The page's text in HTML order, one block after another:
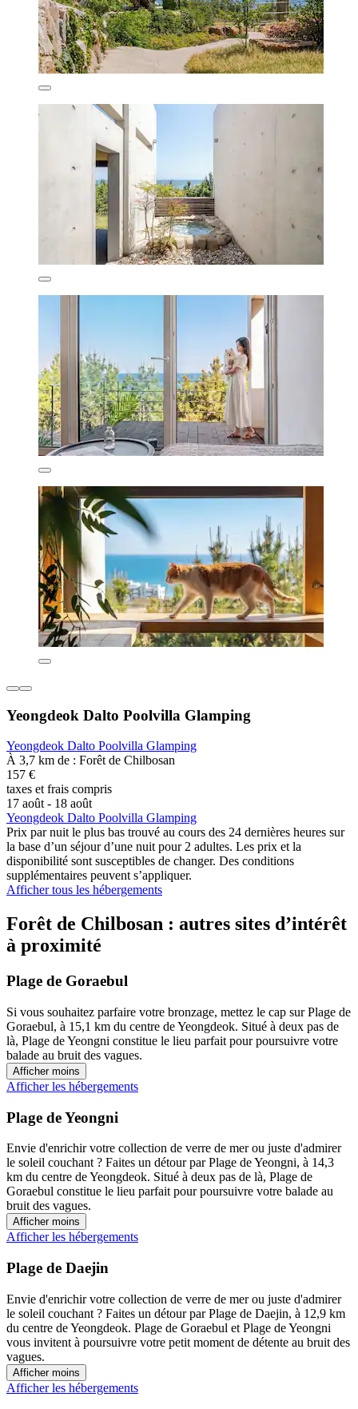
Yeongdeok Dalto Poolvilla Glamping
Yeongdeok Dalto Poolvilla Glamping
À 3,7 km de : Forêt de Chilbosan
157 €
taxes et frais compris
17 août - 18 août
Yeongdeok Dalto Poolvilla Glamping
Prix par nuit le plus bas trouvé au cours des 24 dernières heures sur
la base d’un séjour d’une nuit pour 2 adultes. Les prix et la
disponibilité sont susceptibles de changer. Des conditions
supplémentaires peuvent s’appliquer.
Afficher tous les hébergements
Forêt de Chilbosan : autres sites d’intérêt
à proximité
Plage de Goraebul
Si vous souhaitez parfaire votre bronzage, mettez le cap sur Plage de
Goraebul, à 15,1 km du centre de Yeongdeok. Situé à deux pas de
là, Plage de Yeongni constitue le lieu parfait pour poursuivre votre
balade au bruit des vagues.
Afficher moins
Afficher les hébergements
Plage de Yeongni
Envie d'enrichir votre collection de verre de mer ou juste d'admirer
le soleil couchant ? Faites un détour par Plage de Yeongni, à 14,3
km du centre de Yeongdeok. Situé à deux pas de là, Plage de
Goraebul constitue le lieu parfait pour poursuivre votre balade au
bruit des vagues.
Afficher moins
Afficher les hébergements
Plage de Daejin
Envie d'enrichir votre collection de verre de mer ou juste d'admirer
le soleil couchant ? Faites un détour par Plage de Daejin, à 12,9 km
du centre de Yeongdeok. Plage de Goraebul et Plage de Yeongni
vous invitent à poursuivre votre petit moment de détente au bruit des
vagues.
Afficher moins
Afficher les hébergements